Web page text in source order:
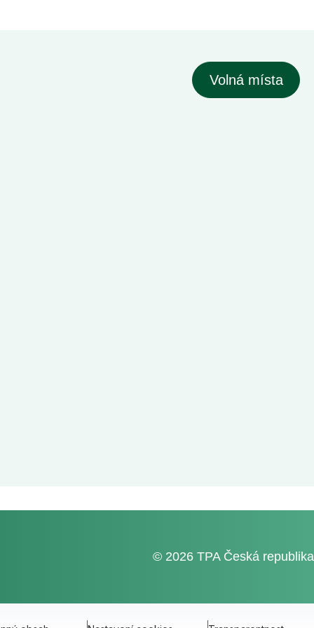
Volná místa
© 2026 TPA Česká republika